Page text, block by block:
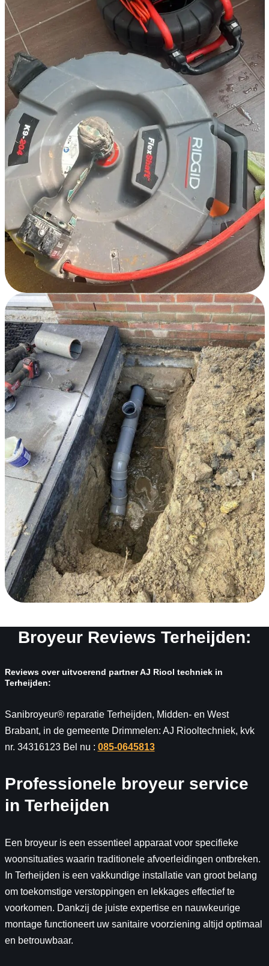
Broyeur Reviews Terheijden:
Reviews over uitvoerend partner AJ Riool techniek in
Terheijden:
Sanibroyeur® reparatie Terheijden, Midden- en West
Brabant, in de gemeente Drimmelen: AJ Riooltechniek, kvk
nr. 34316123 Bel nu : 085-0645813
Professionele broyeur service
in Terheijden
Een broyeur is een essentieel apparaat voor specifieke
woonsituaties waarin traditionele afvoerleidingen ontbreken.
In Terheijden is een vakkundige installatie van groot belang
om toekomstige verstoppingen en lekkages effectief te
voorkomen. Dankzij de juiste expertise en nauwkeurige
montage functioneert uw sanitaire voorziening altijd optimaal
en betrouwbaar.